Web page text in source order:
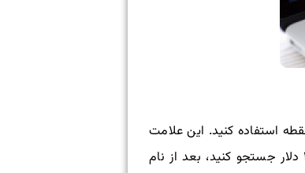
استفاده کنید. این علامت
برای قیمت‌ها، محاسبه اعداد و تاریخ‌ها مفید است. مثلا اگر بخواهید قیمت محصولی را در رنج قیمت ۱٫۰۰۰ تا ۲٫۰۰۰ دلار جستجو کنید، بعد از نام